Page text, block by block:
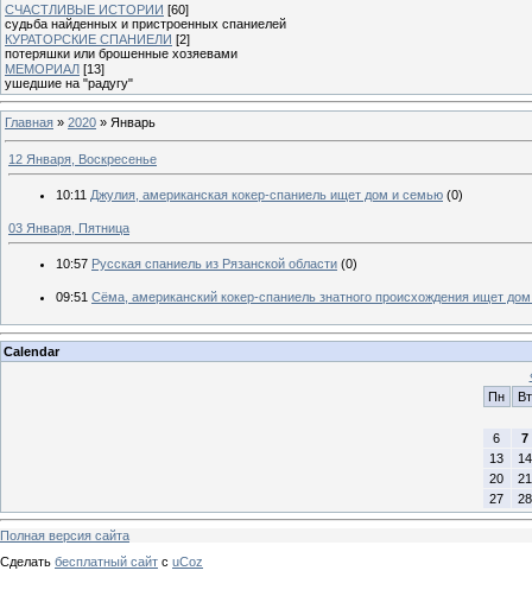
СЧАСТЛИВЫЕ ИСТОРИИ [60]
судьба найденных и пристроенных спаниелей
КУРАТОРСКИЕ СПАНИЕЛИ [2]
потеряшки или брошенные хозяевами
МЕМОРИАЛ [13]
ушедшие на "радугу"
Главная » 2020 » Январь
12 Января, Воскресенье
10:11 Джулия, американская кокер-спаниель ищет дом и семью (0)
03 Января, Пятница
10:57 Русская спаниель из Рязанской области (0)
09:51 Сёма, американский кокер-спаниель знатного происхождения ищет
Calendar
Пн
Вт
6
7
13
14
20
21
27
28
Полная версия сайта
Сделать бесплатный сайт с uCoz